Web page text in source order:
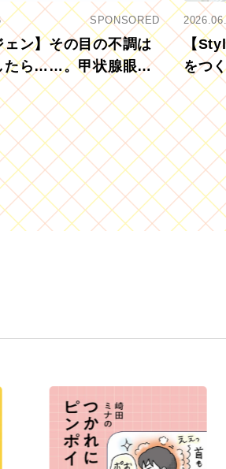
SPONSORED
ェン】その目の不調は
たら……。甲状腺眼症
いますか？
【
をつ